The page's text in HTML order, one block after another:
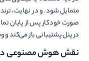
متمایل شود. و در نهایت، ترند
صورت خودکار پس از پایان
در پنل پشتیبانی باز می‌کند و
نقش هوش مصنوعی در